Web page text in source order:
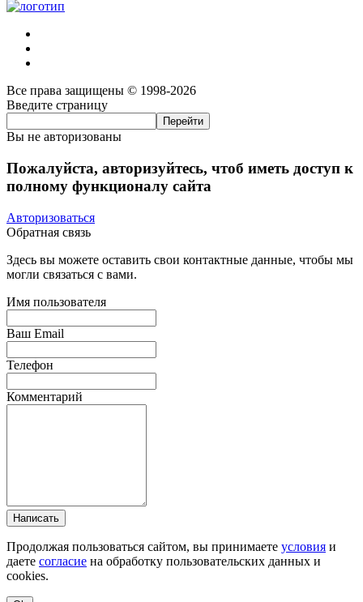
Все права защищены © 1998-2026
Введите страницу
Вы не авторизованы
Пожалуйста, авторизуйтесь, чтоб иметь доступ к
полному функционалу сайта
Авторизоваться
Обратная связь
Здесь вы можете оставить свои контактные данные, чтобы мы
могли связаться с вами.
Имя пользователя
Ваш Email
Телефон
Комментарий
Написать
Продолжая пользоваться сайтом, вы принимаете условия и
даете согласие на обработку пользовательских данных и
cookies.